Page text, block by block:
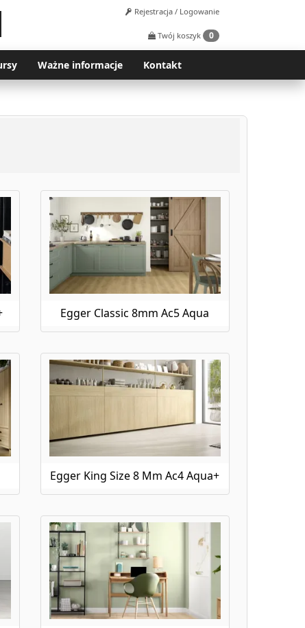
Rejestracja / Logowanie
Twój koszyk 0
Ważne informacje Kontakt
Egger Classic 8mm Ac5 Aqua
Egger King Size 8 Mm Ac4 Aqua+